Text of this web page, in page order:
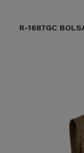
R-1687GC